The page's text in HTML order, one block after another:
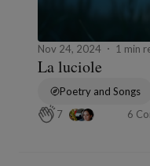
Nov 24, 2024 1 min
La luciole
Poetry and Songs
7
6